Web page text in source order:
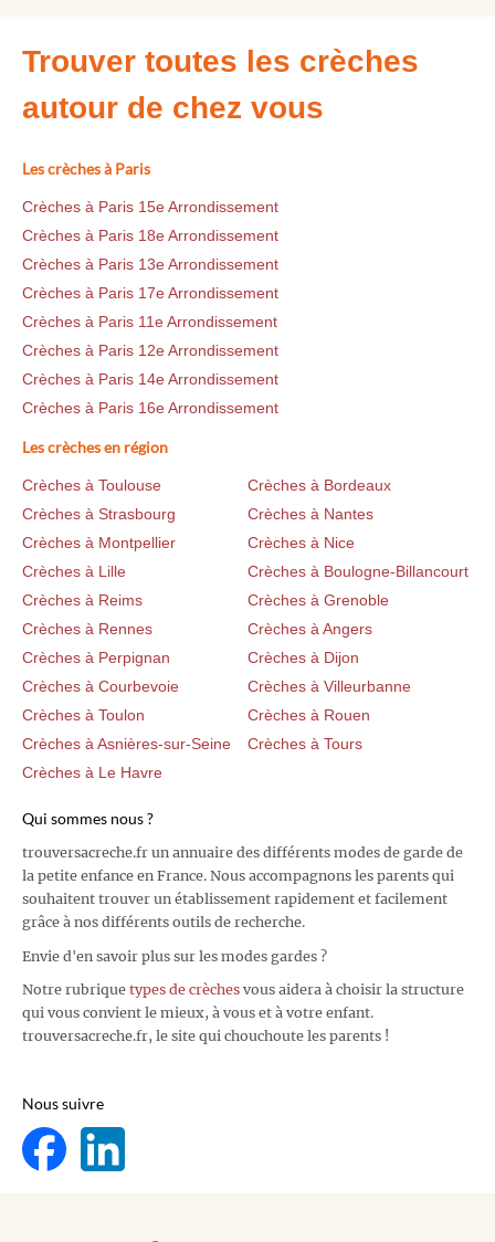
Trouver toutes les crèches
autour de chez vous
Les crèches à Paris
Crèches à Paris 15e Arrondissement
Crèches à Paris 18e Arrondissement
Crèches à Paris 13e Arrondissement
Crèches à Paris 17e Arrondissement
Crèches à Paris 11e Arrondissement
Crèches à Paris 12e Arrondissement
Crèches à Paris 14e Arrondissement
Crèches à Paris 16e Arrondissement
Les crèches en région
Crèches à Toulouse
Crèches à Bordeaux
Crèches à Strasbourg
Crèches à Nantes
Crèches à Montpellier
Crèches à Nice
Crèches à Lille
Crèches à Boulogne-Billancourt
Crèches à Reims
Crèches à Grenoble
Crèches à Rennes
Crèches à Angers
Crèches à Perpignan
Crèches à Dijon
Crèches à Courbevoie
Crèches à Villeurbanne
Crèches à Toulon
Crèches à Rouen
Crèches à Asnières-sur-Seine
Crèches à Tours
Crèches à Le Havre
Qui sommes nous ?
trouversacreche.fr un annuaire des différents modes de garde de
la petite enfance en France. Nous accompagnons les parents qui
souhaitent trouver un établissement rapidement et facilement
grâce à nos différents outils de recherche.
Envie d'en savoir plus sur les modes gardes ?
Notre rubrique types de crèches vous aidera à choisir la structure
qui vous convient le mieux, à vous et à votre enfant.
trouversacreche.fr, le site qui chouchoute les parents !
Nous suivre